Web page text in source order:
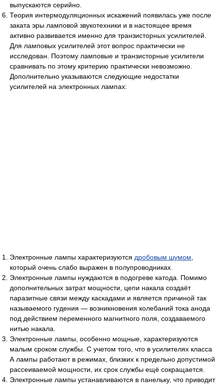
выпускаются серийно.
Теория интермодуляционных искажений появилась уже после
заката эры ламповой звукотехники и в настоящее время
активно развивается именно для транзисторных усилителей.
Для ламповых усилителей этот вопрос практически не
исследован. Поэтому ламповые и транзисторные усилители
сравнивать по этому критерию практически невозможно.
Дополнительно указываются следующие недостатки
усилителей на электронных лампах:
Электронные лампы характеризуются дробовым шумом
который очень слабо выражен в полупроводниках.
Электронные лампы нуждаются в подогреве катода. Помимо
дополнительных затрат мощности, цепи накала создаёт
паразитные связи между каскадами и является причиной так
называемого гудения — возникновения колебаний тока анода
под действием переменного магнитного поля, создаваемого
нитью накала.
Электронные лампы, особенно мощные, характеризуются
малым сроком службы. С учетом того, что в усилителях класса
А лампы работают в режимах, близких к предельно допустимой
рассеиваемой мощности, их срок службы ещё сокращается.
Электронные лампы устанавливаются в панельку, что приводит